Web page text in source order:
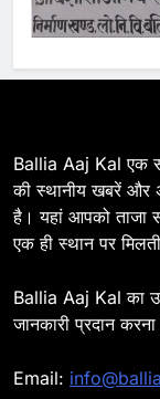
Ballia Aaj Kal एक
की स्थानीय खबरें और
है। यहां आपको ताजा
एक ही स्थान पर
Ballia Aaj Kal का
जानकारी प्रदान
Email: